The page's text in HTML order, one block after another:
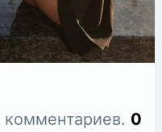
комментариев. 0